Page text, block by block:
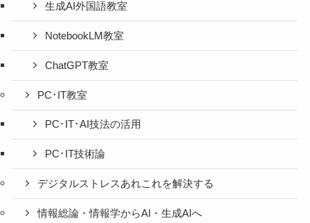
生成AI外国語教室
NotebookLM教室
ChatGPT教室
PC･IT教室
PC･IT･AI技法の活用
PC･IT技術論
デジタルストレスあれこれを解決する
情報総論・情報学からAI・生成AIへ